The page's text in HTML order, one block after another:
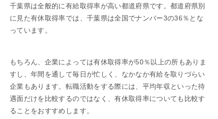
千葉県は全般的に有給取得率が高い都道府県です。都道府県別
に見た有休取得率では、千葉県は全国でナンバー3の36％とな
っています。
もちろん、企業によっては有休取得率が50％以上の所もありま
すし、年間を通して毎日が忙しく、なかなか有給を取りづらい
企業もあります。転職活動をする際には、平均年収といった待
遇面だけを比較するのではなく、有休取得率についても比較す
ることをおすすめします。